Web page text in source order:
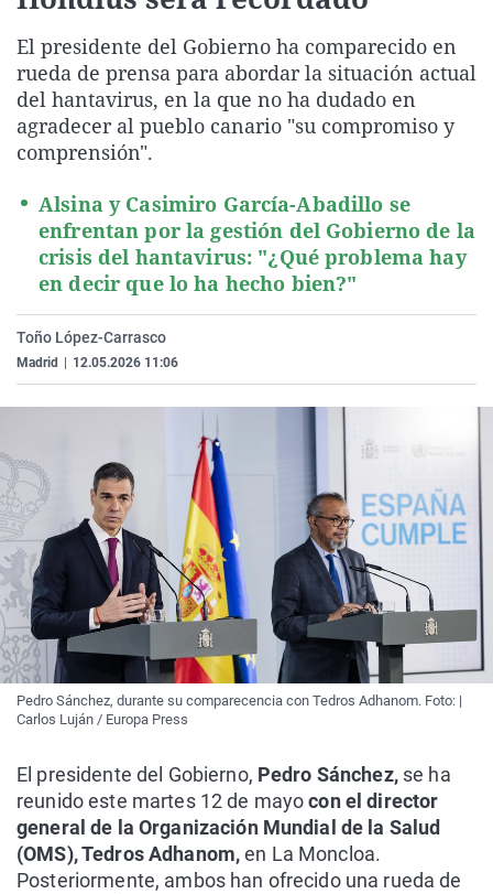
Gente viajera
Como el perro y el
Retornados
Equipo de
Operación Viuda
Galicia
La Rioja
Navarra
Televisión
Elecciones
El presidente del Gobierno ha comparecido en
rueda de prensa para abordar la situación actual
del hantavirus, en la que no ha dudado en
agradecer al pueblo canario "su compromiso y
comprensión".
Alsina y Casimiro García-Abadillo se
enfrentan por la gestión del Gobierno de la
crisis del hantavirus: "¿Qué problema hay
en decir que lo ha hecho bien?"
Toño López-Carrasco
Madrid 12.05.2026 11:06
Pedro Sánchez, durante su comparecencia con Tedros Adhanom. Foto: |
Carlos Luján / Europa Press
El presidente del Gobierno, Pedro Sánchez,se ha
reunido este martes 12 de mayocon el director
general de la Organización Mundial de la Salud
(OMS), Tedros Adhanom,en La Moncloa.
Posteriormente, ambos han ofrecido una rueda de